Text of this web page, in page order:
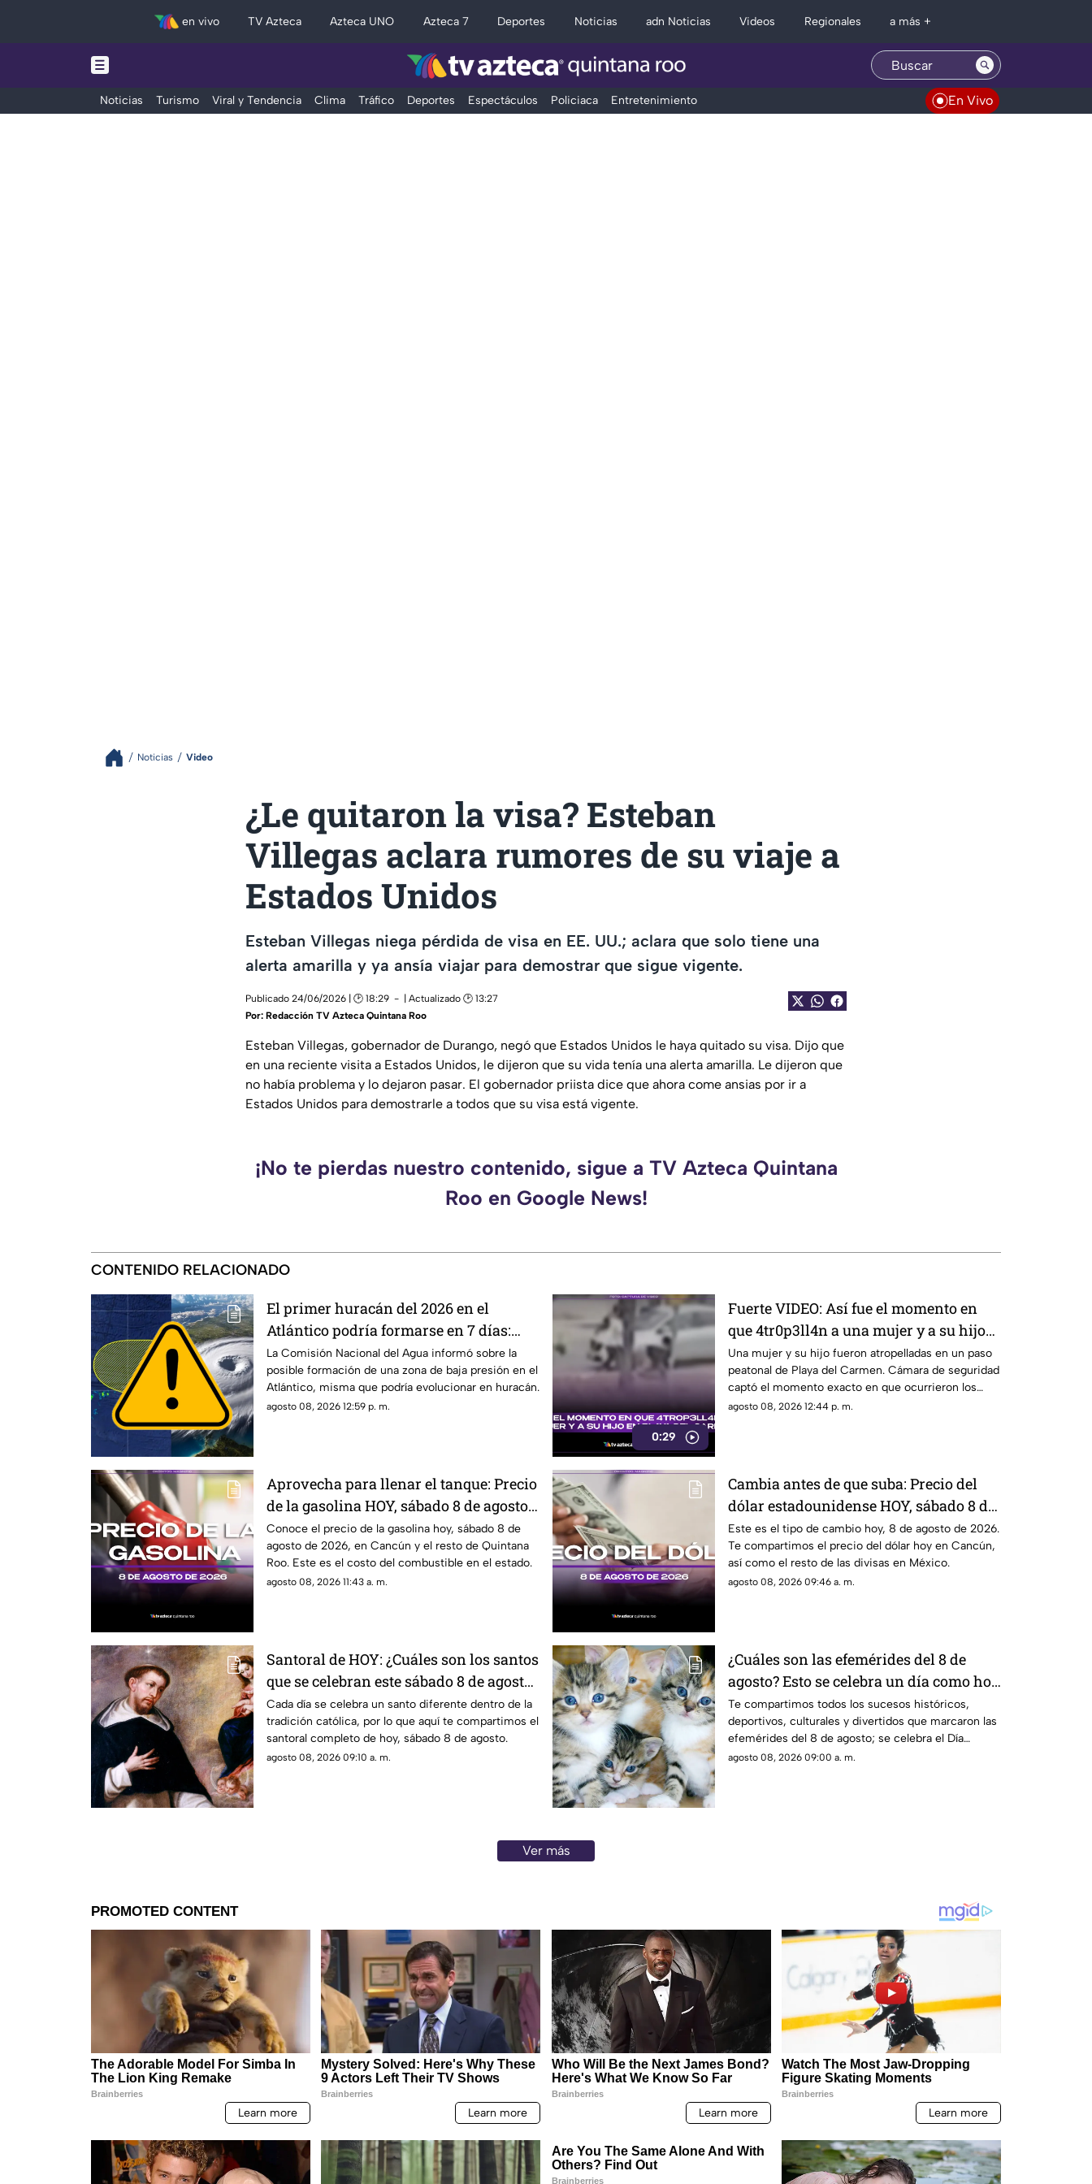
en vivo TV Azteca Azteca UNO Azteca 7 Deportes Noticias adn Noticias Videos Regionales a más +
Noticias Turismo Viral y Tendencia Clima Tráfico Deportes Espectáculos Policiaca Entretenimiento En Vivo
Noticias Video
¿Le quitaron la visa? Esteban
Villegas aclara rumores de su viaje a
Estados Unidos
Esteban Villegas niega pérdida de visa en EE. UU.; aclara que solo tiene una
alerta amarilla y ya ansía viajar para demostrar que sigue vigente.
Publicado 24/06/2026 | 🕑 18:29
| Actualizado 🕑 13:27
Por: Redacción TV Azteca Quintana Roo
Esteban Villegas, gobernador de Durango, negó que Estados Unidos le haya quitado su visa. Dijo que
en una reciente visita a Estados Unidos, le dijeron que su vida tenía una alerta amarilla. Le dijeron que
no había problema y lo dejaron pasar. El gobernador priista dice que ahora come ansias por ir a
Estados Unidos para demostrarle a todos que su visa está vigente.
¡No te pierdas nuestro contenido, sigue a TV Azteca Quintana
Roo en Google News!
CONTENIDO RELACIONADO
El primer huracán del 2026 en el
Atlántico podría formarse en 7 días:
¿Cuál es la probabilidad de desarrollo
ciclónico?
La Comisión Nacional del Agua informó sobre la
posible formación de una zona de baja presión en el
Atlántico, misma que podría evolucionar en huracán.
agosto 08, 2026 12:59 p. m.
0:29
Fuerte VIDEO: Así fue el momento en
que 4tr0p3ll4n a una mujer y a su hijo
en un paso peatonal de Playa del
Carmen
Una mujer y su hijo fueron atropelladas en un paso
peatonal de Playa del Carmen. Cámara de seguridad
captó el momento exacto en que ocurrieron los
hechos.
agosto 08, 2026 12:44 p. m.
Aprovecha para llenar el tanque: Precio
de la gasolina HOY, sábado 8 de agosto
de 2026, en Quintana Roo
Conoce el precio de la gasolina hoy, sábado 8 de
agosto de 2026, en Cancún y el resto de Quintana
Roo. Este es el costo del combustible en el estado.
agosto 08, 2026 11:43 a. m.
Cambia antes de que suba: Precio del
dólar estadounidense HOY, sábado 8 de
agosto de 2026, en Cancún
Este es el tipo de cambio hoy, 8 de agosto de 2026.
Te compartimos el precio del dólar hoy en Cancún,
así como el resto de las divisas en México.
agosto 08, 2026 09:46 a. m.
Santoral de HOY: ¿Cuáles son los santos
que se celebran este sábado 8 de agosto
de 2026?
Cada día se celebra un santo diferente dentro de la
tradición católica, por lo que aquí te compartimos el
santoral completo de hoy, sábado 8 de agosto.
agosto 08, 2026 09:10 a. m.
¿Cuáles son las efemérides del 8 de
agosto? Esto se celebra un día como hoy
en México y el mundo
Te compartimos todos los sucesos históricos,
deportivos, culturales y divertidos que marcaron las
efemérides del 8 de agosto; se celebra el Día
Mundial de los Gatos.
agosto 08, 2026 09:00 a. m.
Ver más